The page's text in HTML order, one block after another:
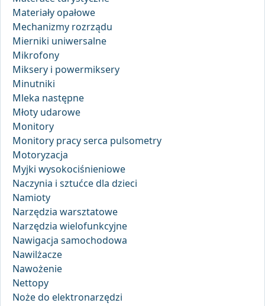
Materiały opałowe
Mechanizmy rozrządu
Mierniki uniwersalne
Mikrofony
Miksery i powermiksery
Minutniki
Mleka następne
Młoty udarowe
Monitory
Monitory pracy serca pulsometry
Motoryzacja
Myjki wysokociśnieniowe
Naczynia i sztućce dla dzieci
Namioty
Narzędzia warsztatowe
Narzędzia wielofunkcyjne
Nawigacja samochodowa
Nawilżacze
Nawożenie
Nettopy
Noże do elektronarzędzi